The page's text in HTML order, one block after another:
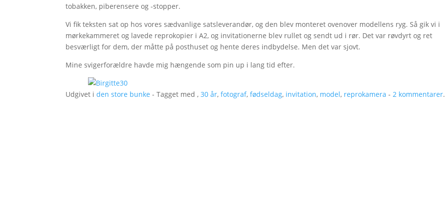
tobakken, piberensere og -stopper.
Vi fik teksten sat op hos vores sædvanlige satsleverandør, og den blev monteret ovenover modellens ryg. Så gik vi i
mørkekammeret og lavede reprokopier i A2, og invitationerne blev rullet og sendt ud i rør. Det var røvdyrt og ret
besværligt for dem, der måtte på posthuset og hente deres indbydelse. Men det var sjovt.
Mine svigerforældre havde mig hængende som pin up i lang tid efter.
Udgivet iden store bunke - Tagget med ,30 år,fotograf,fødseldag, invitation, model, reprokamera -2 kommentarer.